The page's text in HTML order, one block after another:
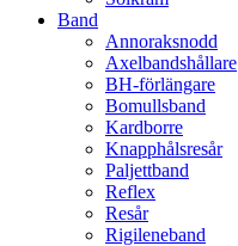
Band
Annoraksnodd
Axelbandshållare
BH-förlängare
Bomullsband
Kardborre
Knapphålsresår
Paljettband
Reflex
Resår
Rigileneband